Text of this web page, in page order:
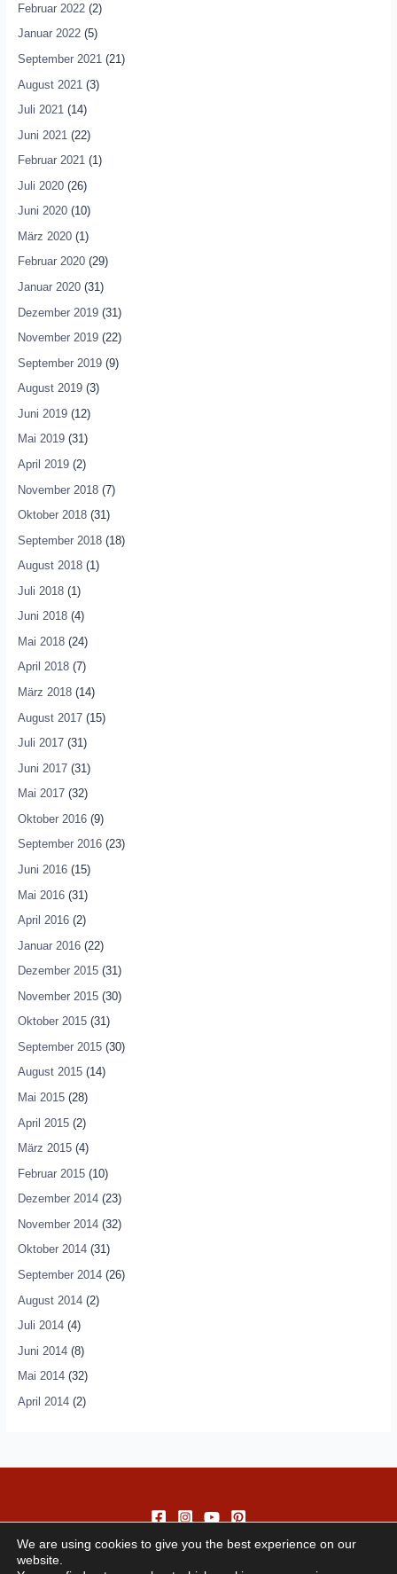
Februar 2022(2)
Januar 2022(5)
September 2021 (21)
August 2021 (3)
Juli 2021(14)
Juni 2021 (22)
Februar 2021(1)
Juli 2020(26)
Juni 2020(10)
März 2020(1)
Februar 2020(29)
Januar 2020(31)
Dezember 2019(31)
November 2019(22)
September 2019(9)
August 2019(3)
Juni 2019(12)
Mai 2019(31)
April 2019(2)
November 2018(7)
Oktober 2018(31)
September 2018(18)
August 2018(1)
Juli 2018(1)
Juni 2018(4)
Mai 2018(24)
April 2018(7)
März 2018(14)
August 2017(15)
Juli 2017(31)
Juni 2017(31)
Mai 2017(32)
Oktober 2016(9)
September 2016(23)
Juni 2016(15)
Mai 2016(31)
April 2016(2)
Januar 2016(22)
Dezember 2015(31)
November 2015(30)
Oktober 2015(31)
September 2015(30)
August 2015(14)
Mai 2015(28)
April 2015(2)
März 2015(4)
Februar 2015(10)
Dezember 2014(23)
November 2014(32)
Oktober 2014(31)
September 2014(26)
August 2014(2)
Juli 2014(4)
Juni 2014(8)
Mai 2014(32)
April 2014(2)
We are using cookies to give you the best experience on our
website.